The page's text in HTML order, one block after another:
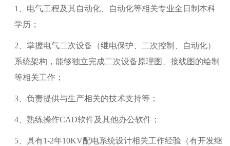
1、电气工程及其自动化、自动化等相关专业全日制本科
学历；
2、掌握电气二次设备（继电保护、二次控制、自动化）
系统架构，能够独立完成二次设备原理图、接线图的绘制
等相关工作；
3、负责提供与生产相关的技术支持等；
4、熟练操作CAD软件及其他办公软件；
5、具有1-2年10KV配电系统设计相关工作经验（有开发继